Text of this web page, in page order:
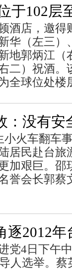
于102层
酒店，邀得
华（左三）
地郭炳江
二）祝酒。
全球位处楼
：没有安
火车翻车
居民赴台旅
加艰巨。邵
誉会长郭蔡
逐2012年
党4日下午
人选举。